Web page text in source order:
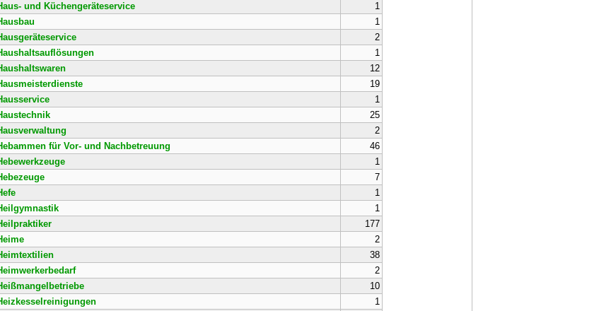
und Küchengeräteservice
1
1
2
1
12
19
1
25
2
für Vor- und Nachbetreuung
46
1
7
1
1
177
2
38
2
10
1